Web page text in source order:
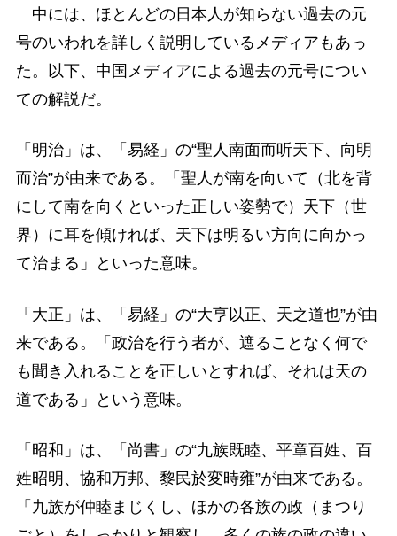
中には、ほとんどの日本人が知らない過去の元
号のいわれを詳しく説明しているメディアもあっ
た。以下、中国メディアによる過去の元号につい
ての解説だ。
「明治」は、「易経」の“聖人南面而听天下、向明
而治”が由来である。「聖人が南を向いて（北を背
にして南を向くといった正しい姿勢で）天下（世
界）に耳を傾ければ、天下は明るい方向に向かっ
て治まる」といった意味。
「大正」は、「易経」の“大亨以正、天之道也”が由
来である。「政治を行う者が、遮ることなく何で
も聞き入れることを正しいとすれば、それは天の
道である」という意味。
「昭和」は、「尚書」の“九族既睦、平章百姓、百
姓昭明、協和万邦、黎民於変時雍”が由来である。
「九族が仲睦まじくし、ほかの各族の政（まつり